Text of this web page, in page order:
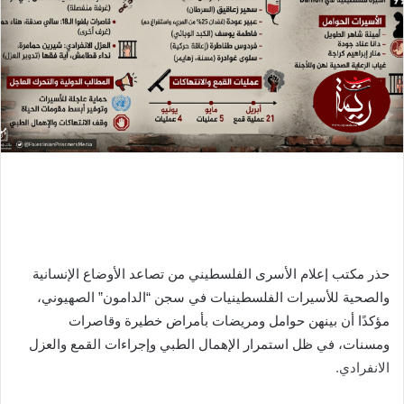
حذر مكتب إعلام الأسرى الفلسطيني من تصاعد الأوضاع الإنسانية
والصحية للأسيرات الفلسطينيات في سجن “الدامون” الصهيوني،
مؤكدًا أن بينهن حوامل ومريضات بأمراض خطيرة وقاصرات
ومسنات، في ظل استمرار الإهمال الطبي وإجراءات القمع والعزل
الانفرادي.